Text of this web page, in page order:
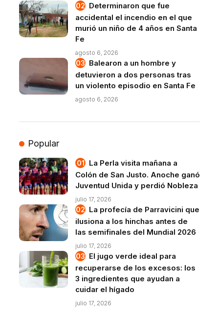
Determinaron que fue
accidental el incendio en el que
murió un niño de 4 años en Santa
Fe
agosto 6, 2026
Balearon a un hombre y
detuvieron a dos personas tras
un violento episodio en Santa Fe
agosto 6, 2026
Popular
La Perla visita mañana a
Colón de San Justo. Anoche ganó
Juventud Unida y perdió Nobleza
julio 17, 2026
La profecía de Parravicini que
ilusiona a los hinchas antes de
las semifinales del Mundial 2026
julio 17, 2026
El jugo verde ideal para
recuperarse de los excesos: los
3 ingredientes que ayudan a
cuidar el hígado
julio 17, 2026